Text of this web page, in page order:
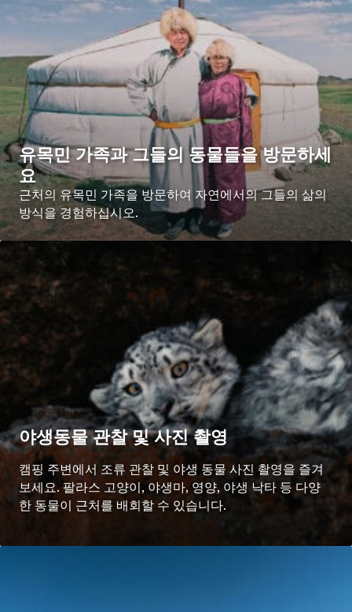
유목민 가족과 그들의 동물들을 방문하세
요
근처의 유목민 가족을 방문하여 자연에서의 그들의 삶의
방식을 경험하십시오.
야생동물 관찰 및 사진 촬영
캠핑 주변에서 조류 관찰 및 야생 동물 사진 촬영을 즐겨
보세요. 팔라스 고양이, 야생마, 영양, 야생 낙타 등 다양
한 동물이 근처를 배회할 수 있습니다.